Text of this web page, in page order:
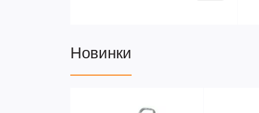
Новинки